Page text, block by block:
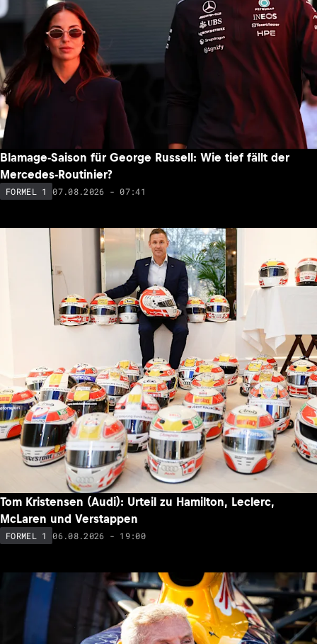
Blamage-Saison für George Russell: Wie tief fällt der
Mercedes-Routinier?
FORMEL 1 07.08.2026 - 07:41
Tom Kristensen (Audi): Urteil zu Hamilton, Leclerc,
McLaren und Verstappen
FORMEL 1 06.08.2026 - 19:00